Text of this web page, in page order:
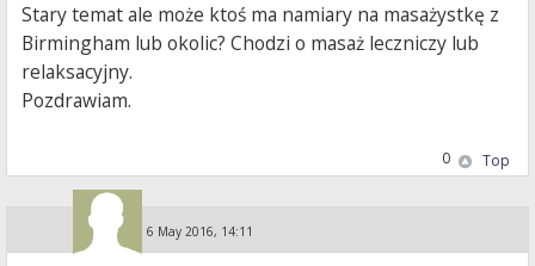
Stary temat ale może ktoś ma namiary na masażystkę z
Birmingham lub okolic? Chodzi o masaż leczniczy lub
relaksacyjny.
Pozdrawiam.
Top
0
Guest 6 May 2016, 14:11